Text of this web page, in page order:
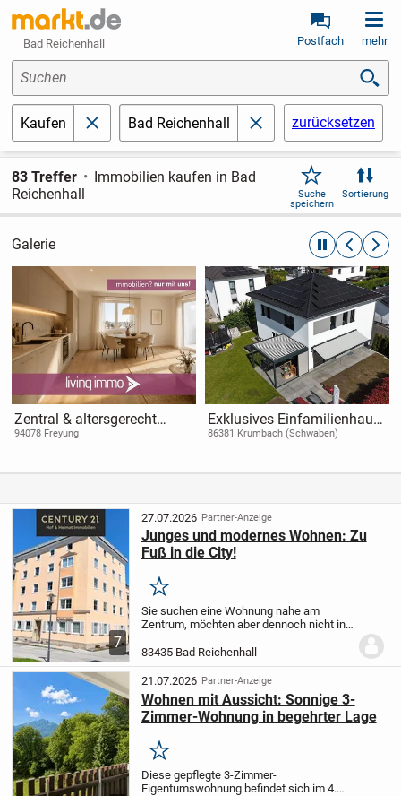
Bad Reichenhall Postfach mehr
Suchen
Kaufen schließenBad Reichenhall schließenzurücksetzen
83 Treffer
Immobilien kaufen in Bad
Reichenhall
Suche
speichern
Sortierung
Galerie automatische
Zentral & altersgerecht
wohnen mit Terrasse &
KfW40 QNG
94078 Freyung
Exklusives Einfamilienhaus
mit zahlreichen Highlights
86381 Krumbach (Schwaben)
7
27.07.2026 Partner-Anzeige
Junges und modernes Wohnen: Zu
Fuß in die City!
Merken
Sie suchen eine Wohnung nahe am
Zentrum, möchten aber dennoch nicht in
den Bergblick vor der Tür haben und
gleichzeitig gut angebunden sein?Dann
ist diese...
83435 Bad Reichenhall
21.07.2026 Partner-Anzeige
Wohnen mit Aussicht: Sonnige 3-
Zimmer-Wohnung in begehrter Lage
Merken
Diese gepflegte 3-Zimmer-
Eigentumswohnung befindet sich im 4.